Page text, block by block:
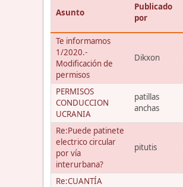
Asunto
Publicado
por
Te informamos
1/2020.-
Modificación de
permisos
Dikxon
PERMISOS
CONDUCCION
UCRANIA
patillas
anchas
Re:Puede patinete
electrico circular
por vía
interurbana?
pitutis
Re:CUANTÍA